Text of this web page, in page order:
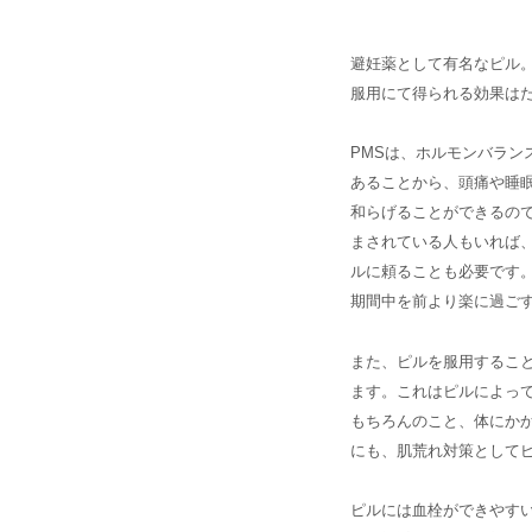
避妊薬として有名なピル
服用にて得られる効果は
PMSは、ホルモンバラン
あることから、頭痛や睡
和らげることができるの
まされている人もいれば
ルに頼ることも必要です
期間中を前より楽に過ご
また、ピルを服用するこ
ます。これはピルによっ
もちろんのこと、体にか
にも、肌荒れ対策として
ピルには血栓ができやす